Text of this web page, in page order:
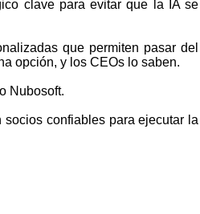
clave para evitar que la IA se
que permiten pasar del
opción, y los CEOs lo saben.
Nubosoft.
confiables para ejecutar la